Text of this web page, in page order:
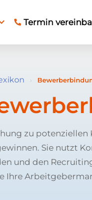
Termin
›
zu potenziellen
Sie nutzt
und den
Ihre